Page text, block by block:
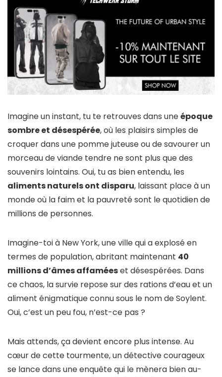
Imagine un instant, tu te retrouves dans uneépoque
sombre et désespérée, où les plaisirs simples de
croquer dans une pomme juteuse ou de savourer un
morceau de viande tendre ne sont plus que des
souvenirs lointains. Oui, tu as bien entendu, les
aliments naturels ont disparu, laissant place à un
monde où la faim et la pauvreté sont le quotidien de
millions de personnes.
Imagine-toi à New York, une ville qui a explosé en
termes de population, abritant maintenant 40
millions d’âmes affaméeset désespérées. Dans
ce chaos, la survie repose sur des rations d’eau et un
aliment énigmatique connu sous le nom de Soylent.
Oui, c’est un peu fou, n’est-ce pas ?
Mais attends, ça devient encore plus intense. Au
cœur de cette tourmente, un détective courageux
se lance dans une enquête qui le mènera bien au-